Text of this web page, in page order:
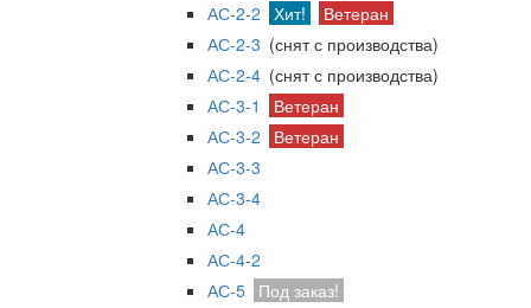
АС-2-2 Хит!
Ветеран
АС-2-3 (снят с производства)
АС-2-4 (снят с производства)
АС-3-1
Ветеран
АС-3-2
Ветеран
АС-3-3
АС-3-4
АС-4
АС-4-2
АС-5 Под заказ!